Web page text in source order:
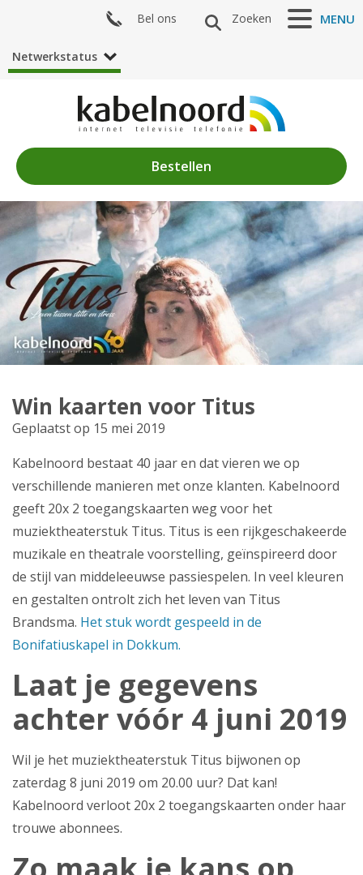
Nieuws
Algemeen
Acties
Zenderaanbod
Klantenservice
Mijn Kabelnoord
Mijn webmail
Bestellen
MENU
Zoeken
Bel ons
Netwerkstatus
Win kaarten voor Titus
Geplaatst op 15 mei 2019
Kabelnoord bestaat 40 jaar en dat vieren we op
verschillende manieren met onze klanten. Kabelnoord
geeft 20x 2 toegangskaarten weg voor het
muziektheaterstuk Titus. Titus is een rijkgeschakeerde
muzikale en theatrale voorstelling, geïnspireerd door
de stijl van middeleeuwse passiespelen. In veel kleuren
en gestalten ontrolt zich het leven van Titus
Brandsma. Het stuk wordt gespeeld in de
Bonifatiuskapel in Dokkum.
Laat je gegevens
achter vóór 4 juni 2019
Wil je het muziektheaterstuk Titus bijwonen op
zaterdag 8 juni 2019 om 20.00 uur? Dat kan!
Kabelnoord verloot 20x 2 toegangskaarten onder haar
trouwe abonnees.